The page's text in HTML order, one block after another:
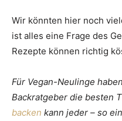
Wir könnten hier noch
ist alles eine Frage des
Rezepte können richtig
Für Vegan-Neulinge
Backratgeber die besten
backen kann jeder – so